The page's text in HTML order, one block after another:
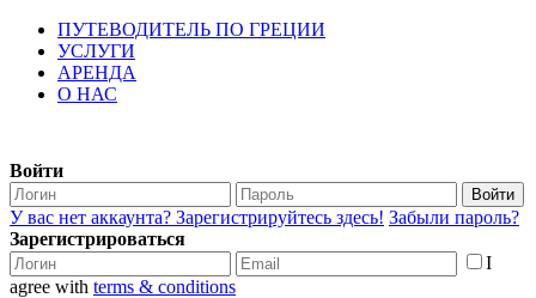
ПУТЕВОДИТЕЛЬ ПО ГРЕЦИИ
УСЛУГИ
АРЕНДА
О НАС
Войти
Войти
У вас нет аккаунта? Зарегистрируйтесь здесь! Забыли пароль?
Зарегистрироваться
I
agree with terms & conditions